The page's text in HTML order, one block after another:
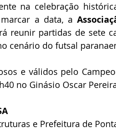
na celebração
a data, a
reunir partidas de sete
cenário do futsal
e válidos pelo
no Ginásio Oscar
e Prefeitura de